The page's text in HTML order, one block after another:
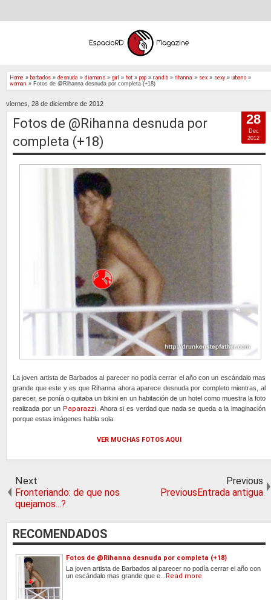
Home » barbados » desnuda » diamons » girl » hot » pop » r and b » rihanna » sex » sexy » urbano »
woman » Fotos de @Rihanna desnuda por completa (+18)
viernes, 28 de diciembre de 2012
Fotos de @Rihanna desnuda por
completa (+18)
La joven artista de Barbados al parecer no podía cerrar el año con un escándalo mas
grande que este y es que Rihanna ahora aparece desnuda por completo mientras, al
parecer, se ponía o quitaba un bikini en un habitación de un hotel como muestra la foto
realizada por un Paparazzi . Ahora si es verdad que nada se queda a la imaginación
porque estas imágenes habla sola.
VER MUCHAS FOTOS AQUI
28
Dec
2012
Next
Fronteriando: de que nos
quejamos...?
Previous
PreviousEntrada antigua
RECOMENDADOS
Fotos de @Rihanna desnuda por completa (+18)
La joven artista de Barbados al parecer no podía cerrar el año con
un escándalo mas grande que e... Read more